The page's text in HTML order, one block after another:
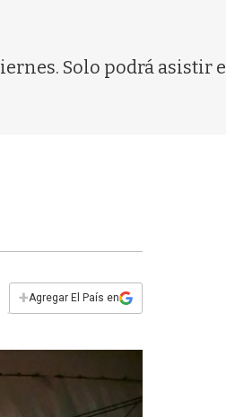
Solo podrá asistir
+Agregar El País en